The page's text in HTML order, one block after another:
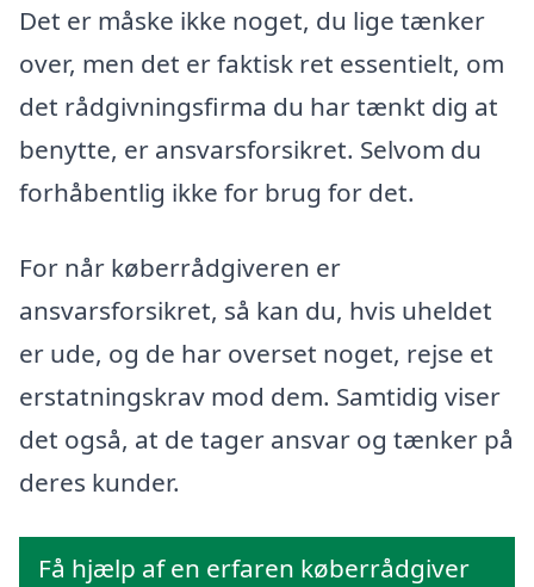
Det er måske ikke noget, du lige tænker
over, men det er faktisk ret essentielt, om
det rådgivningsfirma du har tænkt dig at
benytte, er ansvarsforsikret. Selvom du
forhåbentlig ikke for brug for det.
For når køberrådgiveren er
ansvarsforsikret, så kan du, hvis uheldet
er ude, og de har overset noget, rejse et
erstatningskrav mod dem. Samtidig viser
det også, at de tager ansvar og tænker på
deres kunder.
Få hjælp af en erfaren køberrådgiver